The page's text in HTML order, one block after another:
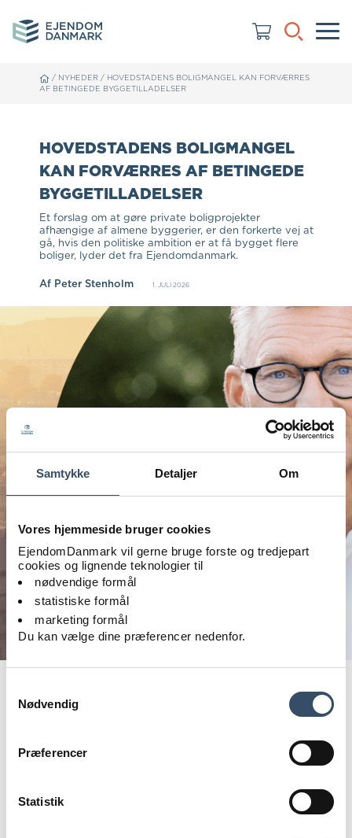
Samtykke Detaljer Om
Vores hjemmeside bruger cookies
EjendomDanmark vil gerne bruge forste og tredjepart
cookies og lignende teknologier til
nødvendige formål
statistiske formål
marketing formål
Du kan vælge dine præferencer nedenfor.
Nødvendig
Præferencer
Statistik
/ NYHEDER / HOVEDSTADENS BOLIGMANGEL KAN FORVÆRRES
AF BETINGEDE BYGGETILLADELSER
HOVEDSTADENS BOLIGMANGEL
KAN FORVÆRRES AF BETINGEDE
BYGGETILLADELSER
Et forslag om at gøre private boligprojekter
afhængige af almene byggerier, er den forkerte vej at
gå, hvis den politiske ambition er at få bygget flere
boliger, lyder det fra Ejendomdanmark.
Af Peter Stenholm 1. JULI 2026
Foto: IStock_Michal Krakowiak
Et forslag om at gøre private boligprojekter
gå, hvis den politiske ambition er at få bygget flere
boliger, lyder det fra Ejendomdanmark.